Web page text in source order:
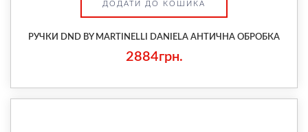
ДОДАТИ ДО КОШИКА
РУЧКИ DND BY MARTINELLI DANIELA АНТИЧНА ОБРОБКА
2884грн.